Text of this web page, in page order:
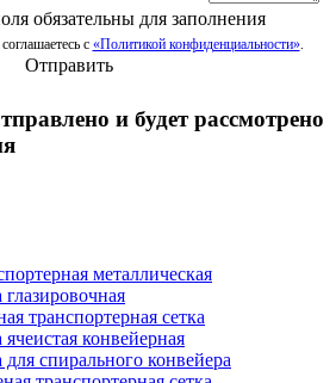
обязательны для заполнения
с «Политикой конфиденциальности».
Отправить
и будет рассмотрено
металлическая
глазировочная
транспортерная сетка
ячеистая конвейерная
для спирального конвейера